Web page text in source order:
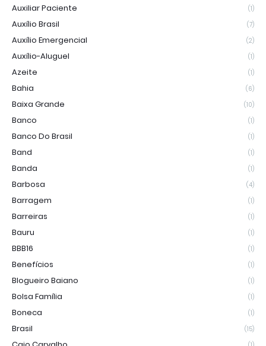
Auxiliar Paciente (1)
Auxílio Brasil (7)
Auxílio Emergencial (2)
Auxílio-Aluguel (1)
Azeite (1)
Bahia (6)
Baixa Grande (10)
Banco (1)
Banco Do Brasil (1)
Band (1)
Banda (1)
Barbosa (4)
Barragem (1)
Barreiras (1)
Bauru (1)
BBB16 (1)
Benefícios (1)
Blogueiro Baiano (1)
Bolsa Família (1)
Boneca (1)
Brasil (15)